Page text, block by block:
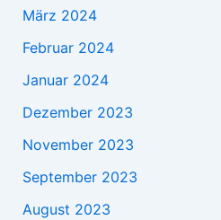
März 2024
Februar 2024
Januar 2024
Dezember 2023
November 2023
September 2023
August 2023